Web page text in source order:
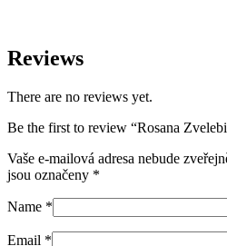
Reviews
There are no reviews yet.
Be the first to review “Rosana
Vaše e-mailová adresa nebude
jsou označeny *
Name *
Email *